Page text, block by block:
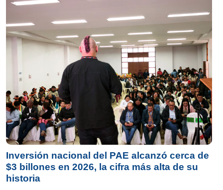
Inversión nacional del PAE alcanzó cerca de
$3 billones en 2026, la cifra más alta de su
historia